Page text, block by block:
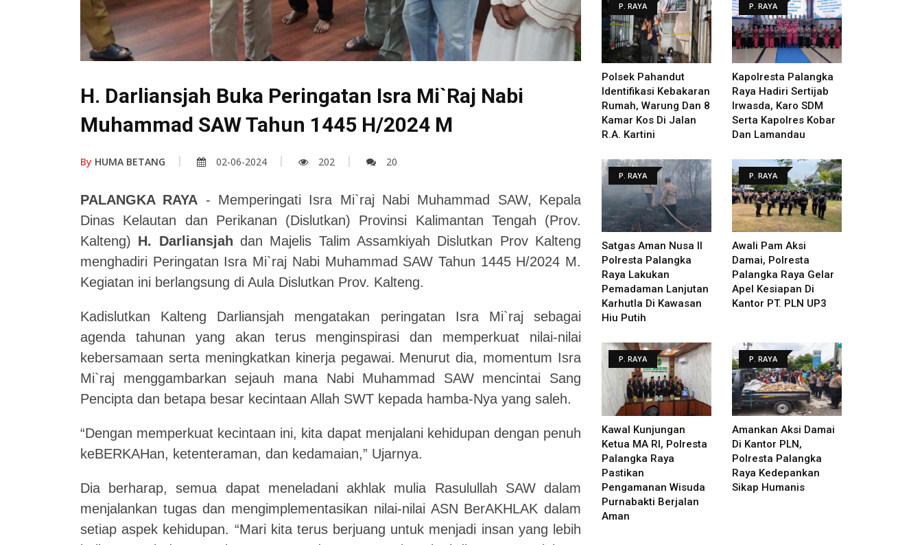
H. Darliansjah Buka Peringatan Isra Mi`raj Nabi
Muhammad SAW Tahun 1445 H/2024 M
By HUMA BETANG 02-06-2024 202 20
PALANGKA RAYA - Memperingati Isra Mi`raj Nabi Muhammad SAW, Kepala
Dinas Kelautan dan Perikanan (Dislutkan) Provinsi Kalimantan Tengah (Prov.
Kalteng) H. Darliansjah dan Majelis Talim Assamkiyah Dislutkan Prov Kalteng
menghadiri Peringatan Isra Mi`raj Nabi Muhammad SAW Tahun 1445 H/2024 M.
Kegiatan ini berlangsung di Aula Dislutkan Prov. Kalteng.
Kadislutkan Kalteng Darliansjah mengatakan peringatan Isra Mi`raj sebagai
agenda tahunan yang akan terus menginspirasi dan memperkuat nilai-nilai
kebersamaan serta meningkatkan kinerja pegawai. Menurut dia, momentum Isra
Mi`raj menggambarkan sejauh mana Nabi Muhammad SAW mencintai Sang
Pencipta dan betapa besar kecintaan Allah SWT kepada hamba-Nya yang saleh.
“Dengan memperkuat kecintaan ini, kita dapat menjalani kehidupan dengan penuh
keBERKAHan, ketenteraman, dan kedamaian,” Ujarnya.
Dia berharap, semua dapat meneladani akhlak mulia Rasulullah SAW dalam
menjalankan tugas dan mengimplementasikan nilai-nilai ASN BerAKHLAK dalam
setiap aspek kehidupan. “Mari kita terus berjuang untuk menjadi insan yang lebih
P. RAYA
Polsek Pahandut
Identifikasi Kebakaran
Rumah, Warung Dan 8
Kamar Kos Di Jalan
R.A. Kartini
P. RAYA
Kapolresta Palangka
Raya Hadiri Sertijab
Irwasda, Karo SDM
Serta Kapolres Kobar
Dan Lamandau
P. RAYA
Satgas Aman Nusa II
Polresta Palangka
Raya Lakukan
Pemadaman Lanjutan
Karhutla Di Kawasan
Hiu Putih
P. RAYA
Awali Pam Aksi
Damai, Polresta
Palangka Raya Gelar
Apel Kesiapan Di
Kantor PT. PLN UP3
P. RAYA
Kawal Kunjungan
Ketua MA RI, Polresta
Palangka Raya
Pastikan
Pengamanan Wisuda
Purnabakti Berjalan
Aman
P. RAYA
Amankan Aksi Damai
Di Kantor PLN,
Polresta Palangka
Raya Kedepankan
Sikap Humanis